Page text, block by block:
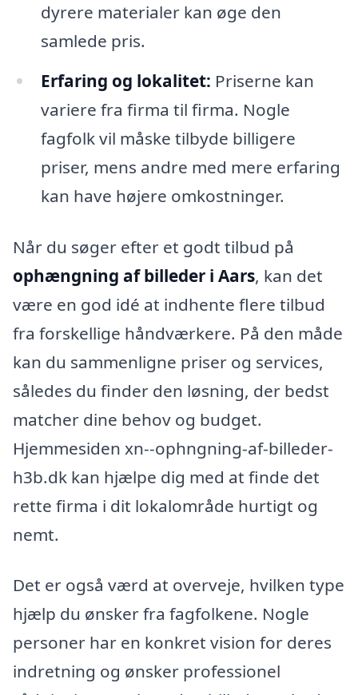
dyrere materialer kan øge den
samlede pris.
Erfaring og lokalitet: Priserne kan
variere fra firma til firma. Nogle
fagfolk vil måske tilbyde billigere
priser, mens andre med mere erfaring
kan have højere omkostninger.
Når du søger efter et godt tilbud på
ophængning af billeder i Aars, kan det
være en god idé at indhente flere tilbud
fra forskellige håndværkere. På den måde
kan du sammenligne priser og services,
således du finder den løsning, der bedst
matcher dine behov og budget.
Hjemmesiden xn--ophngning-af-billeder-
h3b.dk kan hjælpe dig med at finde det
rette firma i dit lokalområde hurtigt og
nemt.
Det er også værd at overveje, hvilken type
hjælp du ønsker fra fagfolkene. Nogle
personer har en konkret vision for deres
indretning og ønsker professionel